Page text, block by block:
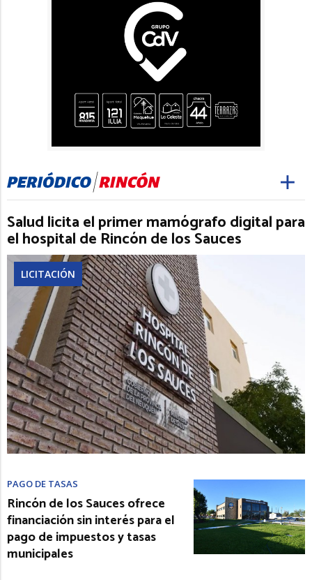
Salud licita el primer mamógrafo digital para
el hospital de Rincón de los Sauces
LICITACIÓN
PAGO DE TASAS
Rincón de los Sauces ofrece
financiación sin interés para el
pago de impuestos y tasas
municipales